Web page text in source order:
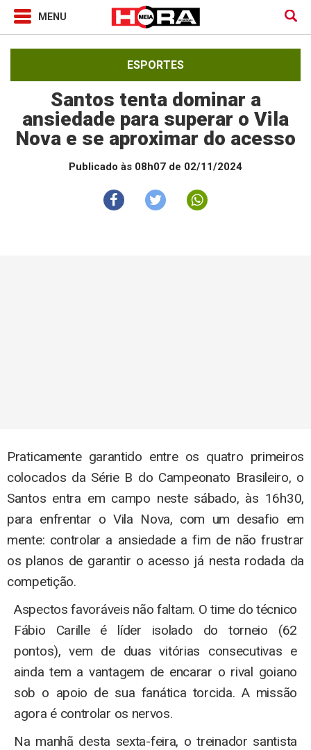
ESPORTES
Santos tenta dominar a
ansiedade para superar o Vila
Nova e se aproximar do acesso
Publicado às 08h07 de 02/11/2024
Praticamente garantido entre os quatro primeiros
colocados da Série B do Campeonato Brasileiro, o
Santos entra em campo neste sábado, às 16h30,
para enfrentar o Vila Nova, com um desafio em
mente: controlar a ansiedade a fim de não frustrar
os planos de garantir o acesso já nesta rodada da
competição.
Aspectos favoráveis não faltam. O time do técnico
Fábio Carille é líder isolado do torneio (62
pontos), vem de duas vitórias consecutivas e
ainda tem a vantagem de encarar o rival goiano
sob o apoio de sua fanática torcida. A missão
agora é controlar os nervos.
Na manhã desta sexta-feira, o treinador santista